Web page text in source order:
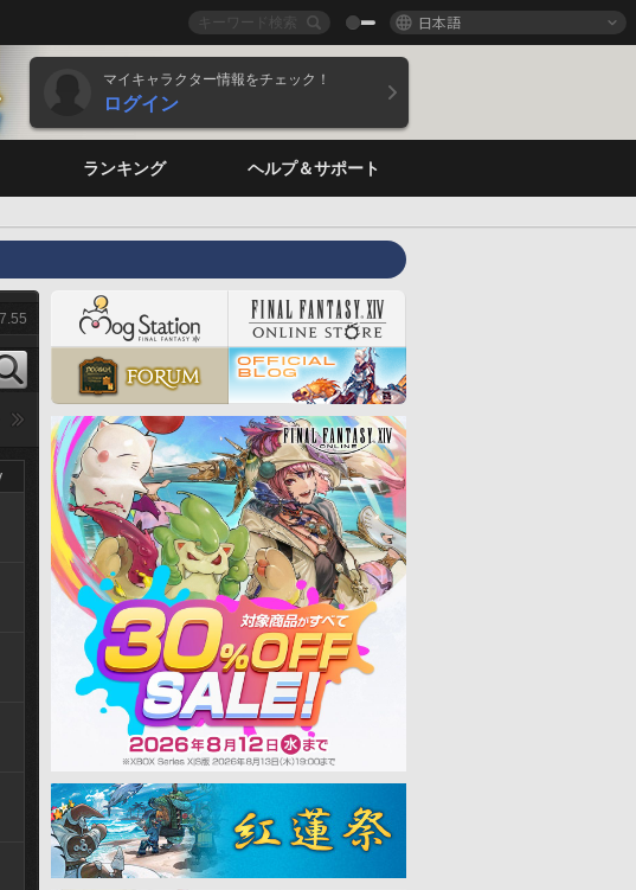
日本語
マイキャラクター情報をチェック！
ログイン
ランキング ヘルプ＆サポート